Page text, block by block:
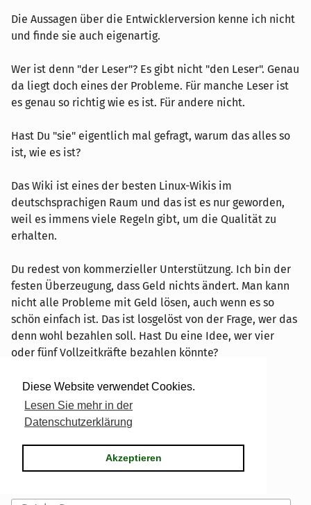
Diese Website verwendet Cookies.
Lesen Sie mehr in der
Datenschutzerklärung
Akzeptieren
Die Aussagen über die Entwicklerversion kenne ich nicht
und finde sie auch eigenartig.
Wer ist denn "der Leser"? Es gibt nicht "den Leser". Genau
da liegt doch eines der Probleme. Für manche Leser ist
es genau so richtig wie es ist. Für andere nicht.
Hast Du "sie" eigentlich mal gefragt, warum das alles so
ist, wie es ist?
Das Wiki ist eines der besten Linux-Wikis im
deutschsprachigen Raum und das ist es nur geworden,
weil es immens viele Regeln gibt, um die Qualität zu
erhalten.
Du redest von kommerzieller Unterstützung. Ich bin der
festen Überzeugung, dass Geld nichts ändert. Man kann
nicht alle Probleme mit Geld lösen, auch wenn es so
schön einfach ist. Das ist losgelöst von der Frage, wer das
denn wohl bezahlen soll. Hast Du eine Idee, wer vier
oder fünf Vollzeitkräfte bezahlen könnte?
Das Problem ist nicht schwarz/weiss, es gibt 256
Graustufen
18:19|Link|Antwort
Kommentar schreiben